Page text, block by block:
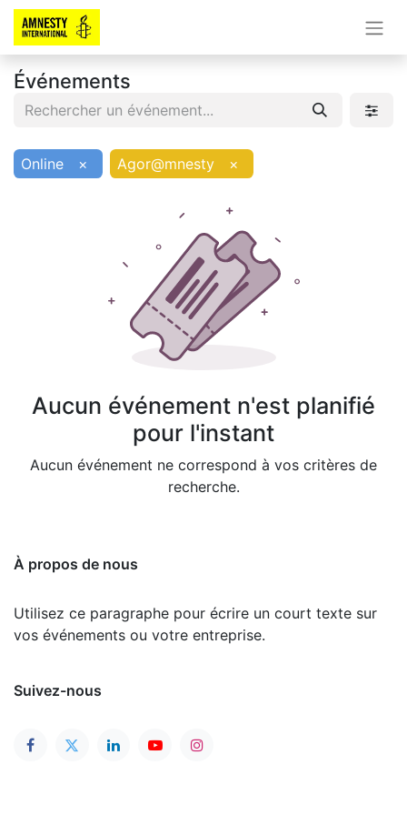
Événements
Online × Agor@mnesty ×
Aucun événement n'est planifié
pour l'instant
Aucun événement ne correspond à vos critères de
recherche.
À propos de nous
Utilisez ce paragraphe pour écrire un court texte sur
vos événements ou votre entreprise.
Suivez-nous